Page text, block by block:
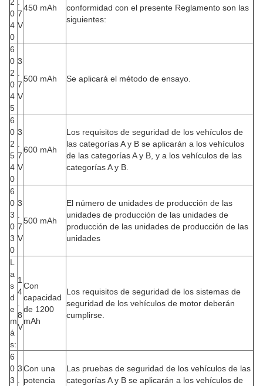
2
0
4
0
.
7
V
450 mAh
conformidad con el presente Reglamento son las
siguientes:
6
0
2
0
4
5
3
.
7
V
500 mAh Se aplicará el método de ensayo.
6
0
2
5
4
0
3
.
7
V
600 mAh
Los requisitos de seguridad de los vehículos de
las categorías A y B se aplicarán a los vehículos
de las categorías A y B, y a los vehículos de las
categorías A y B.
6
0
3
0
3
0
3
.
7
V
500 mAh
El número de unidades de producción de las
unidades de producción de las unidades de
producción de las unidades de producción de las
unidades
L
a
s
d
e
m
á
s:
1
4
.
8
V
Con
capacidad
de 1200
mAh
Los requisitos de seguridad de los sistemas de
seguridad de los vehículos de motor deberán
cumplirse.
6
0
3
3
.
Con una
potencia
Las pruebas de seguridad de los vehículos de las
categorías A y B se aplicarán a los vehículos de